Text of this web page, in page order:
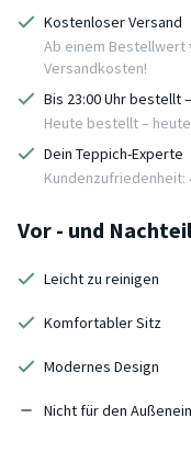
Kostenloser Versand
Ab einem Bestellwert
Versandkosten!
Bis 23:00 Uhr
Heute bestellt –
Dein Teppich-Experte
Kundenzufriedenheit:
Vor - und
Leicht zu reinigen
Komfortabler Sitz
Modernes Design
Nicht für den